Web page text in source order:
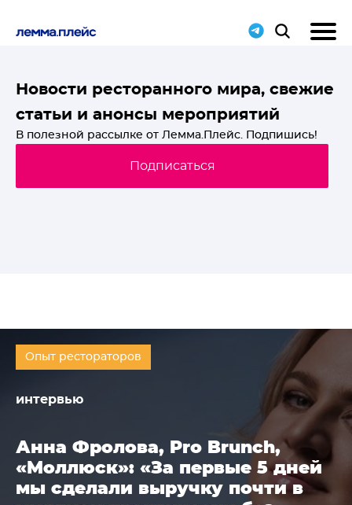
Новости ресторанного мира, свежие
статьи и анонсы мероприятий
В полезной рассылке от Лемма.Плейс. Подпишись!
Подписаться
Опыт рестораторов
интервью
Анна Фролова, Pro Brunch,
«Моллюск»: «За первые 5 дней
мы сделали выручку почти в